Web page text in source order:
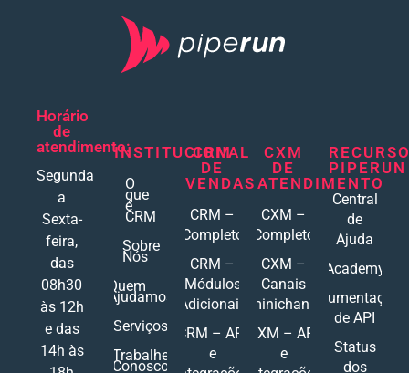
Horário
de
atendimento:
Segunda
a
Sexta-
feira,
das
08h30
às 12h
e das
14h às
INSTITUCIONAL
O
que
é
CRM
Sobre
Nós
Quem
Ajudamos
Serviços
Trabalhe
Conosco
CRM
DE
VENDAS
CRM –
Completo
CRM –
Módulos
Adicionais
CRM – API
e
CXM
DE
ATENDIMENTO
CXM –
Completo
CXM –
Canais
Ominichannel
CXM – API
e
PIPERUN
Central
de
Ajuda
Academy
Documentações
de API
Status
dos